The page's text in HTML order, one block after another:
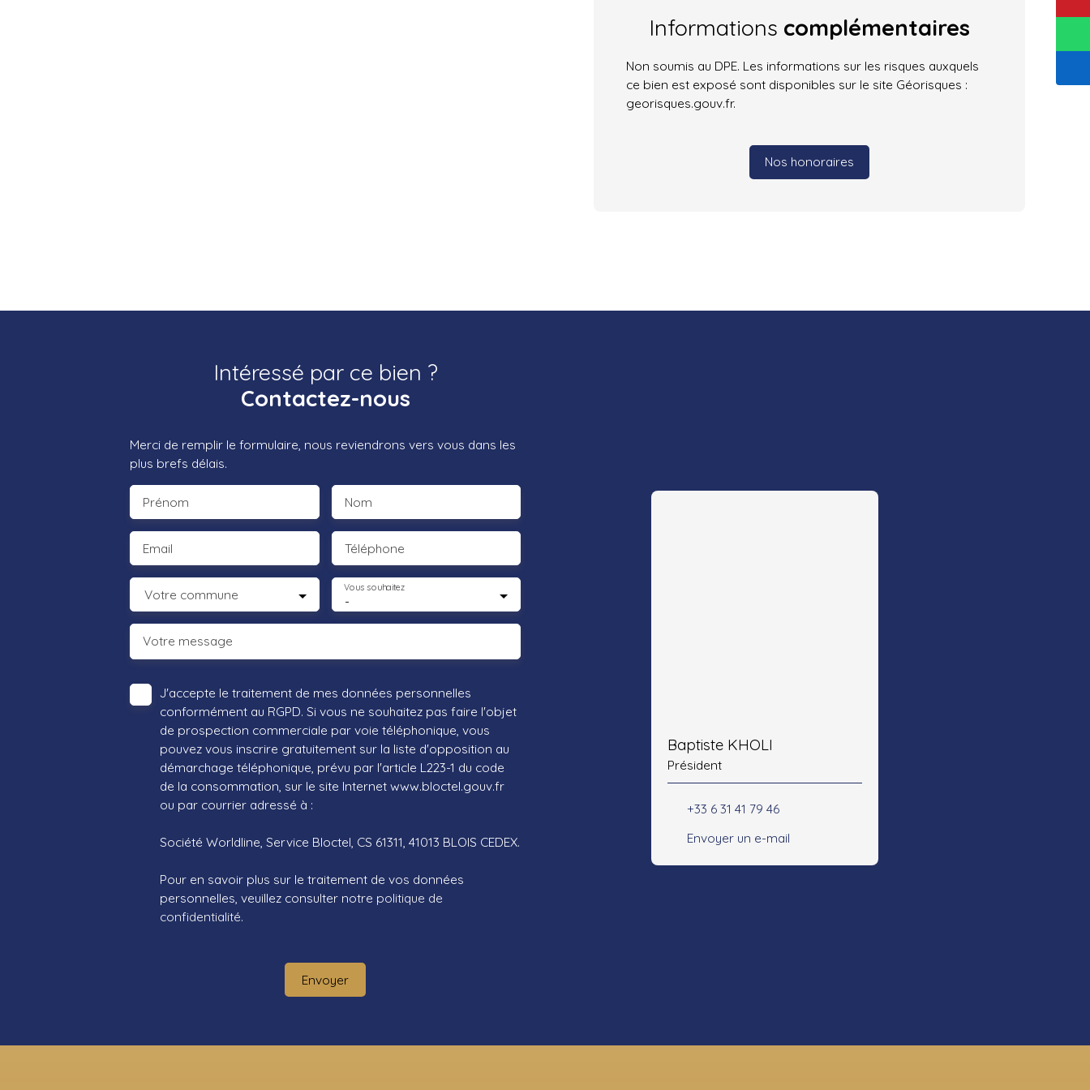
Informations complémentaires
Non soumis au DPE. Les informations sur les risques auxquels
ce bien est exposé sont disponibles sur le site Géorisques :
georisques.gouv.fr.
Nos honoraires
Intéressé par ce bien ?
Contactez-nous
Merci de remplir le formulaire, nous reviendrons vers vous dans les
plus brefs délais.
Prénom Nom
Email Téléphone
Votre commune -
Vous souhaitez
Votre message
J'accepte le traitement de mes données personnelles
conformément au RGPD. Si vous ne souhaitez pas faire l'objet
de prospection commerciale par voie téléphonique, vous
pouvez vous inscrire gratuitement sur la liste d'opposition au
démarchage téléphonique, prévu par l'article L223-1 du code
de la consommation, sur le site Internet www.bloctel.gouv.fr
ou par courrier adressé à :
Société Worldline, Service Bloctel, CS 61311, 41013 BLOIS CEDEX.
Pour en savoir plus sur le traitement de vos données
personnelles, veuillez consulter notre politique de
confidentialité.
Envoyer
Baptiste KHOLI
Président
+33 6 31 41 79 46
Envoyer un e-mail